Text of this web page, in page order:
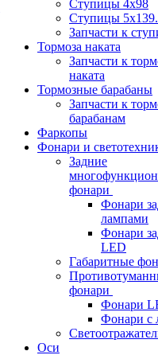
Ступицы 4x98
Ступицы
Запчасти к
Тормоза наката
Запчасти к
наката
Тормозные барабаны
Запчасти к
барабанам
Фаркопы
Фонари и
Задние
фонари
Фонари
лампами
Фонари
LED
Габаритные
фонари
Фонари
Фонари с
Оси